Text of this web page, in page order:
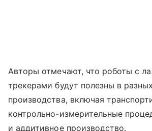
Авторы отмечают, что роботы с
трекерами будут полезны в
производства, включая
контрольно-измерительные
и аддитивное производство.